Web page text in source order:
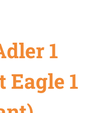
1
Eagle 1